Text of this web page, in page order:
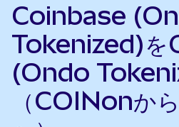
Coinbase
Tokenized)を
(Ondo
（COINonか